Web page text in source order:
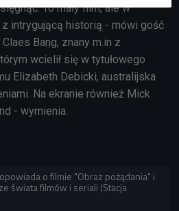
To mały film, ale w
intrygującą historią - mówi gość
Bang, znany m.in z
wcielił się w tytułowego
Elizabeth Debicki, australijska
Na ekranie również Mick
- wymienia.
o filmie "Obraz pożądania" i
świata filmów i seriali (Stacja